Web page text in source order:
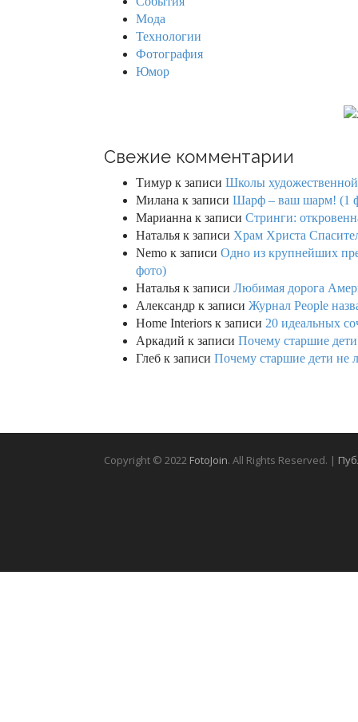
Мода
Технологии
Фотография
Юмор
Свежие комментарии
Тимур к записи Школы
Милана к записи Шарф – ваш шарм! (1
Марианна к записи Стринги:
Наталья к записи Храм Христа
Nemo к записи Одно из крупнейших
фото)
Наталья к записи Любимая дорога
Александр к записи Журнал People
Home Interiors к записи 20 идеальных
Аркадий к записи Почему старшие
Глеб к записи Почему старшие дети не
Copyright © 2022 FotoJoin. All Rights Reserved. |